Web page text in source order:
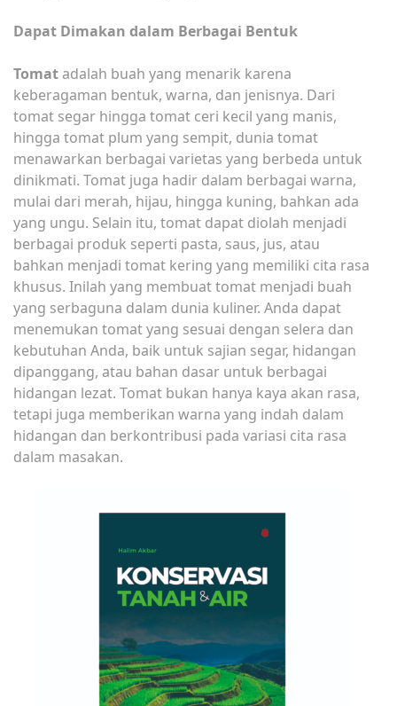
Dapat Dimakan dalam Berbagai Bentuk
Tomat adalah buah yang menarik karena
keberagaman bentuk, warna, dan jenisnya. Dari
tomat segar hingga tomat ceri kecil yang manis,
hingga tomat plum yang sempit, dunia tomat
menawarkan berbagai varietas yang berbeda untuk
dinikmati. Tomat juga hadir dalam berbagai warna,
mulai dari merah, hijau, hingga kuning, bahkan ada
yang ungu. Selain itu, tomat dapat diolah menjadi
berbagai produk seperti pasta, saus, jus, atau
bahkan menjadi tomat kering yang memiliki cita rasa
khusus. Inilah yang membuat tomat menjadi buah
yang serbaguna dalam dunia kuliner. Anda dapat
menemukan tomat yang sesuai dengan selera dan
kebutuhan Anda, baik untuk sajian segar, hidangan
dipanggang, atau bahan dasar untuk berbagai
hidangan lezat. Tomat bukan hanya kaya akan rasa,
tetapi juga memberikan warna yang indah dalam
hidangan dan berkontribusi pada variasi cita rasa
dalam masakan.